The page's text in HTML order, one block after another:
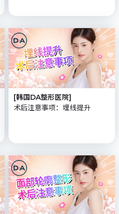
[韩国DA整形医院]
术后注意事项：埋线提升